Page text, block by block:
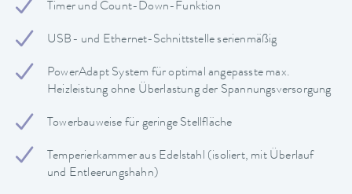
Timer und Count-Down-Funktion
USB- und Ethernet-Schnittstelle serienmäßig
PowerAdapt System für optimal angepasste max.
Heizleistung ohne Überlastung der Spannungsversorgung
Towerbauweise für geringe Stellfläche
Temperierkammer aus Edelstahl (isoliert, mit Überlauf
und Entleerungshahn)